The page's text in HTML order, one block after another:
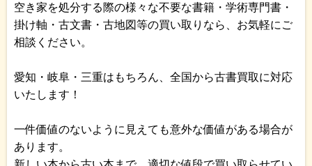
空き家を処分する際の様々な不要な書籍・学術専門書・
掛け軸・古文書・古地図等の買い取りなら、お気軽にご
相談ください。
愛知・岐阜・三重はもちろん、全国から古書買取に対応
いたします！
一件価値のないように見えても意外な価値がある場合が
あります。